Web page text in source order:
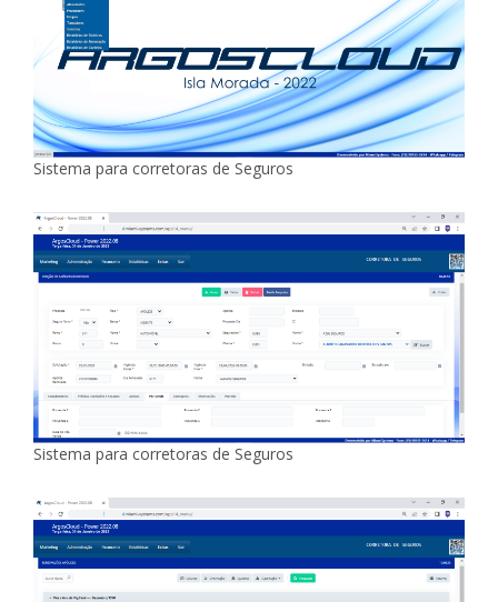
Sistema para corretoras de Seguros
Sistema para corretoras de Seguros